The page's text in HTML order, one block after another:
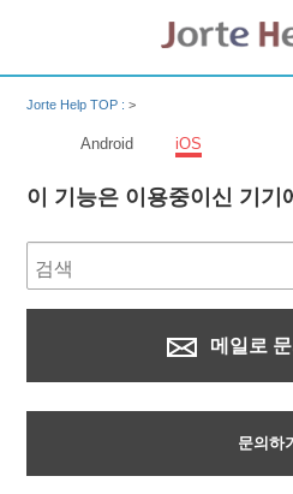
Jorte Help TOP :>
Android iOS
이 기능은 이용중이신 기기
메일로 문
문의하기